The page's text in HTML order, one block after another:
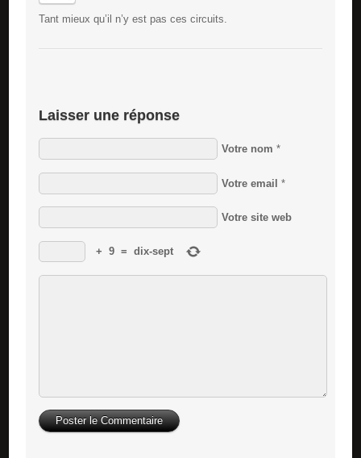
Tant mieux qu’il n’y est pas ces circuits.
Laisser une réponse
Votre nom *
Votre email *
Votre site web
+ 9 = dix-sept